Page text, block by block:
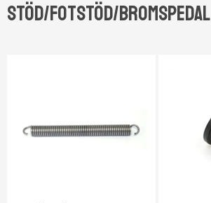
STÖD/FOTSTÖD/BROMSPEDAL